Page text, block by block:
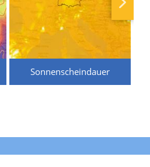
Sonnenscheindauer